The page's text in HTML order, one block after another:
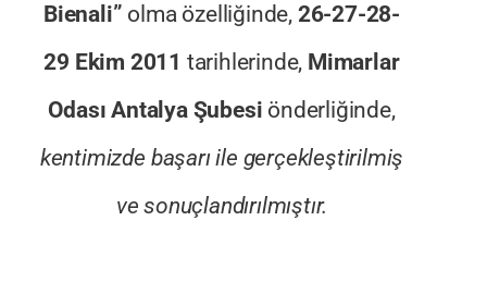
Bienali” olma özelliğinde, 26-27-28-
29 Ekim 2011 tarihlerinde, Mimarlar
Odası Antalya Şubesi önderliğinde,
kentimizde başarı ile gerçekleştirilmiş
ve sonuçlandırılmıştır.